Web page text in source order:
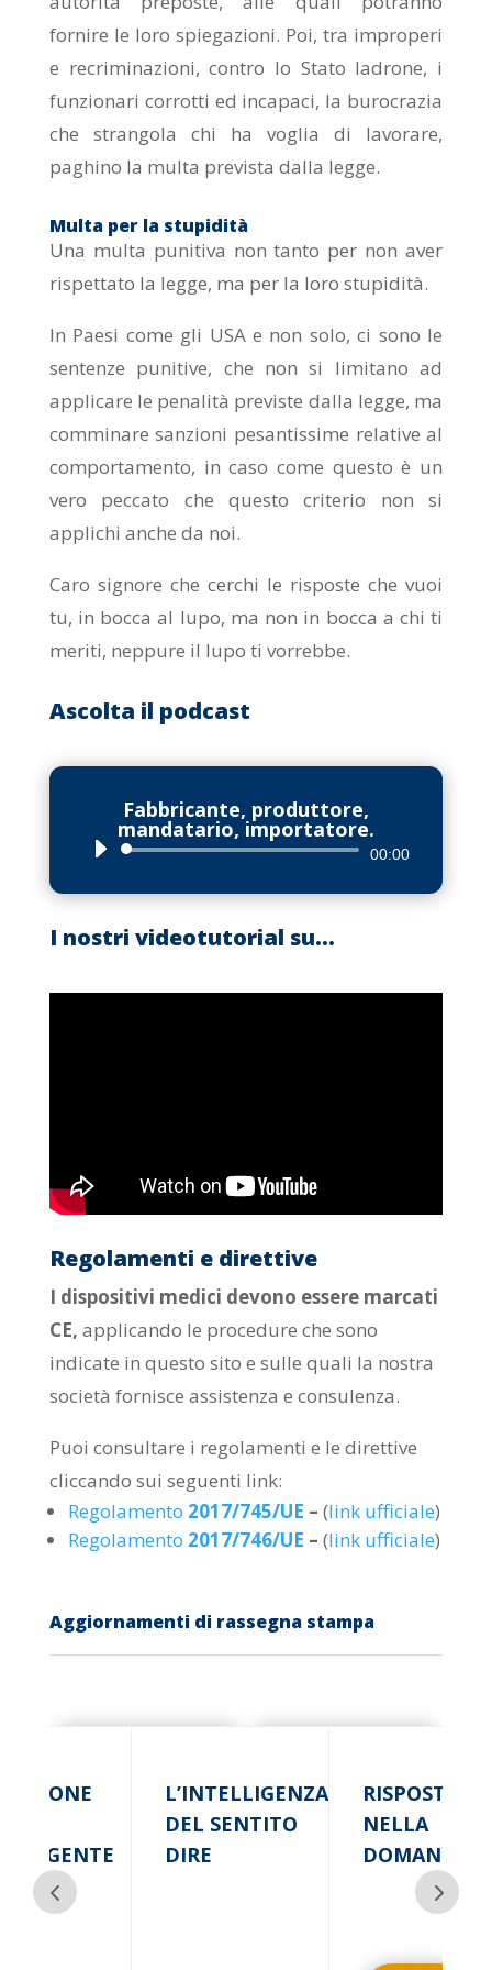
fornire le loro spiegazioni. Poi, tra improperi
e recriminazioni, contro lo Stato ladrone, i
funzionari corrotti ed incapaci, la burocrazia
che strangola chi ha voglia di lavorare,
paghino la multa prevista dalla legge.
Multa per la stupidità
Una multa punitiva non tanto per non aver
rispettato la legge, ma per la loro stupidità.
In Paesi come gli USA e non solo, ci sono le
sentenze punitive, che non si limitano ad
applicare le penalità previste dalla legge, ma
comminare sanzioni pesantissime relative al
comportamento, in caso come questo è un
vero peccato che questo criterio non si
applichi anche da noi.
Caro signore che cerchi le risposte che vuoi
tu, in bocca al lupo, ma non in bocca a chi ti
meriti, neppure il lupo ti vorrebbe.
Ascolta il podcast
Fabbricante, produttore,
mandatario, importatore.
Audio
00:00
I nostri videotutorial su…
Regolamenti e direttive
I dispositivi medici devono essere marcati
CE, applicando le procedure che sono
indicate in questo sito e sulle quali la nostra
società fornisce assistenza e consulenza.
Puoi consultare i regolamenti e le direttive
cliccando sui seguenti link:
Regolamento 2017/745/UE – (link ufficiale)
Regolamento 2017/746/UE – (link ufficiale)
Aggiornamenti di rassegna stampa
L’INTELLIGENZA
DEL SENTITO
DIRE
RISPOSTA
NELLA
DOMANDA